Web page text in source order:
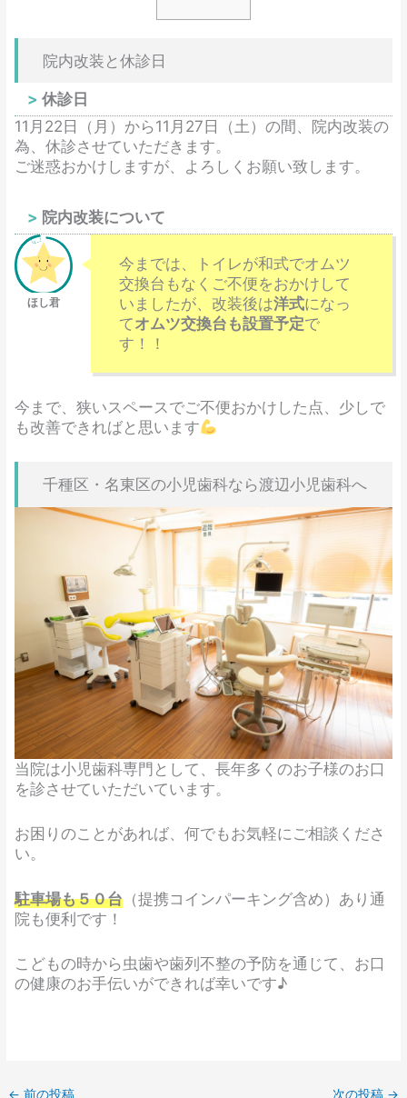
院内改装と休診日
休診日
11月22日（月）から11月27日（土）の間、院内改装の
為、休診させていただきます。
ご迷惑おかけしますが、よろしくお願い致します。
院内改装について
今までは、トイレが和式でオムツ
交換台もなくご不便をおかけして
いましたが、改装後は洋式になっ
てオムツ交換台も設置予定で
す！！
今まで、狭いスペースでご不便おかけした点、少しで
も改善できればと思います
千種区・名東区の小児歯科なら渡辺小児歯科へ
当院は小児歯科専門として、長年多くのお子様のお口
を診させていただいています。​
お困りのことがあれば、何でもお気軽にご相談くださ
い。​
駐車場も５０台（提携コインパーキング含め）あり通
院も便利です！
こどもの時から虫歯や歯列不整の予防を通じて、お口
の健康のお手伝いができれば幸いです♪​
← 前の投稿 次の投稿 →